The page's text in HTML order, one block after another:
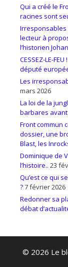
Qui a créé le
racines sont
Irresponsables
lecteur à
l’historien
CESSEZ-LE-
député
Les
mars 2026
La loi de la
barbares avant
Front commun
dossier, une
Blast, les
Dominique de
l’histoire.. 23
Qu’est ce qui
?7 février 2026
Redonner sa
débat
© 2026 Le